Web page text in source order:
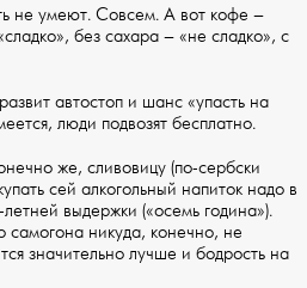
не умеют. Совсем. А вот кофе –
без сахара – «не сладко», с
автостоп и шанс «упасть на
люди подвозят бесплатно.
же, сливовицу (по-сербски
сей алкогольный напиток надо в
выдержки («осемь година»).
никуда, конечно, не
значительно лучше и бодрость на